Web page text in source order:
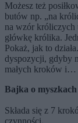
Możesz też
butów np. „na
na wzór króliczych
główkę królika.
Pokaż, jak to
dyspozycji, gdyby
małych kroków i…
Bajka o myszkach
Składa się z 7